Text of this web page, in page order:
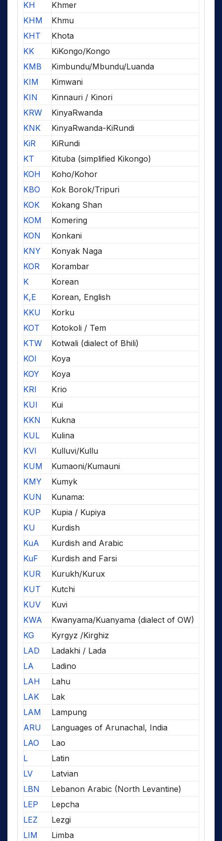
KH
Khmer
KHM
Khmu
KHT
Khota
KK
KiKongo/Kongo
KMB
Kimbundu/Mbundu/Luanda
KIM
Kimwani
KIN
Kinnauri / Kinori
KRW
KinyaRwanda
KNK
KinyaRwanda-KiRundi
KiR
KiRundi
KT
Kituba (simplified Kikongo)
KOH
Koho/Kohor
KBO
Kok Borok/Tripuri
KOK
Kokang Shan
KOM
Komering
KON
Konkani
KNY
Konyak Naga
KOR
Korambar
K
Korean
K,E
Korean, English
KKU
Korku
KOT
Kotokoli / Tem
KTW
Kotwali (dialect of Bhili)
KOI
Koya
KOY
Koya
KRI
Krio
KUI
Kui
KKN
Kukna
KUL
Kulina
KVI
Kulluvi/Kullu
KUM
Kumaoni/Kumauni
KMY
Kumyk
KUN
Kunama:
KUP
Kupia / Kupiya
KU
Kurdish
KuA
Kurdish and Arabic
KuF
Kurdish and Farsi
KUR
Kurukh/Kurux
KUT
Kutchi
KUV
Kuvi
KWA
Kwanyama/Kuanyama (dialect of OW)
KG
Kyrgyz /Kirghiz
LAD
Ladakhi / Lada
LA
Ladino
LAH
Lahu
LAK
Lak
LAM
Lampung
ARU
Languages of Arunachal, India
LAO
Lao
L
Latin
LV
Latvian
LBN
Lebanon Arabic (North Levantine)
LEP
Lepcha
LEZ
Lezgi
LIM
Limba